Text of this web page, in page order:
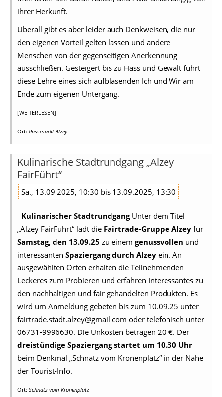
ihrer Herkunft.
Überall gibt es aber leider auch Denkweisen, die nur
den eigenen Vorteil gelten lassen und andere
Menschen von der gegenseitigen Anerkennung
ausschließen. Gesteigert bis zu Hass und Gewalt führt
diese Lehre eines sich aufblasenden Ich und Wir am
Ende zum eigenen Untergang.
[WEITERLESEN]
Ort: Rossmarkt Alzey
Kulinarische Stadtrundgang „Alzey
FairFührt“
Sa., 13.09.2025, 10:30 bis 13.09.2025, 13:30
Kulinarischer StadtrundgangUnter dem Titel
„Alzey FairFührt“ lädt die Fairtrade-Gruppe Alzey für
Samstag, den 13.09.25 zu einem genussvollen und
interessanten Spaziergang durch Alzey ein. An
ausgewählten Orten erhalten die Teilnehmenden
Leckeres zum Probieren und erfahren Interessantes zu
den nachhaltigen und fair gehandelten Produkten. Es
wird um Anmeldung gebeten bis zum 10.09.25 unter
fairtrade.stadt.alzey@gmail.com oder telefonisch unter
06731-9996630. Die Unkosten betragen 20 €. Der
dreistündige Spaziergang startet um 10.30 Uhr
beim Denkmal „Schnatz vom Kronenplatz“ in der Nähe
der Tourist-Info.
Ort: Schnatz vom Kronenplatz